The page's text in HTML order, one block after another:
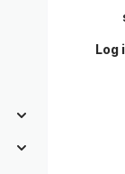
Log